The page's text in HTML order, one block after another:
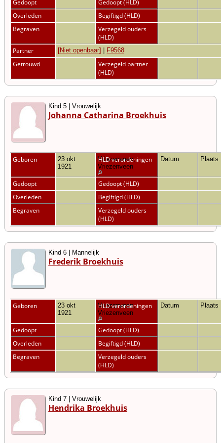
Gedoopt
Gedoopt (HLD)
Overleden
Begiftigd (HLD)
Begraven
Verzegeld ouders
(HLD)
Partner
[Niet openbaar] F9568
Getrouwd
Verzegeld partner
(HLD)
Kind 5 | Vrouwelijk
Johanna Catharina Broekhuis
Geboren
23 okt
1921
Vriezenveen,
Vriezenveen
HLD verordeningen Datum Plaats
Gedoopt
Gedoopt (HLD)
Overleden
Begiftigd (HLD)
Begraven
Verzegeld ouders
(HLD)
Kind 6 | Mannelijk
Frederik Broekhuis
Geboren
23 okt
1921
Vriezenveen,
Vriezenveen
HLD verordeningen Datum Plaats
Gedoopt
Gedoopt (HLD)
Overleden
Begiftigd (HLD)
Begraven
Verzegeld ouders
(HLD)
Kind 7 | Vrouwelijk
Hendrika Broekhuis